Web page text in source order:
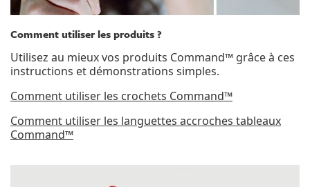
Comment utiliser les produits ?
Utilisez au mieux vos produits Command™ grâce à ces
instructions et démonstrations simples.
Comment utiliser les crochets Command™
Comment utiliser les languettes accroches tableaux
Command™